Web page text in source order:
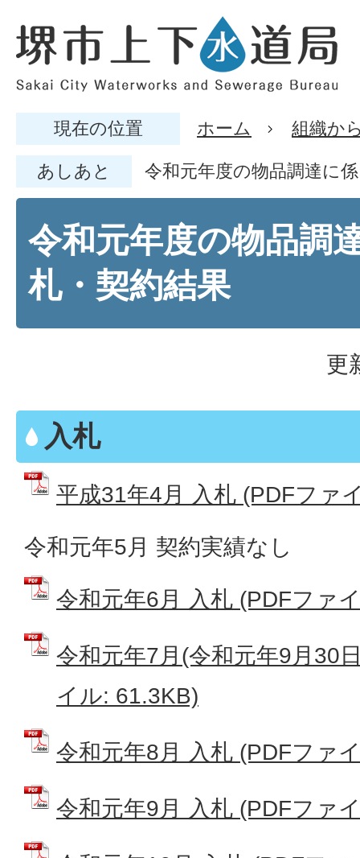
現在の位置 ホーム 組織か
あしあと 令和元年度の物品調達に
令和元年度の物品調
札・契約結果
更
入札
平成31年4月 入札 (PDFファ
令和元年5月 契約実績なし
令和元年6月 入札 (PDFファ
令和元年7月(令和元年9月30
イル: 61.3KB)
令和元年8月 入札 (PDFファ
令和元年9月 入札 (PDFファ